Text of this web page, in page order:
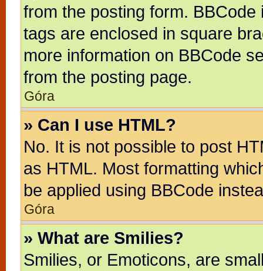
from the posting form.
tags are enclosed in square
more information on BBCode
from the posting page.
Góra
» Can I use HTML?
No. It is not possible to post
as HTML. Most formatting
be applied using BBCode
Góra
» What are Smilies?
Smilies, or Emoticons, are